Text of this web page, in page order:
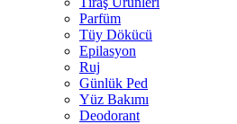
Parfüm
Tüy Dökücü
Epilasyon
Ruj
Günlük Ped
Yüz Bakımı
Deodorant